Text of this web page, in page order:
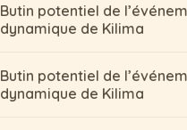
Butin potentiel de
dynamique de Kilima
Butin potentiel de
dynamique de Kilima